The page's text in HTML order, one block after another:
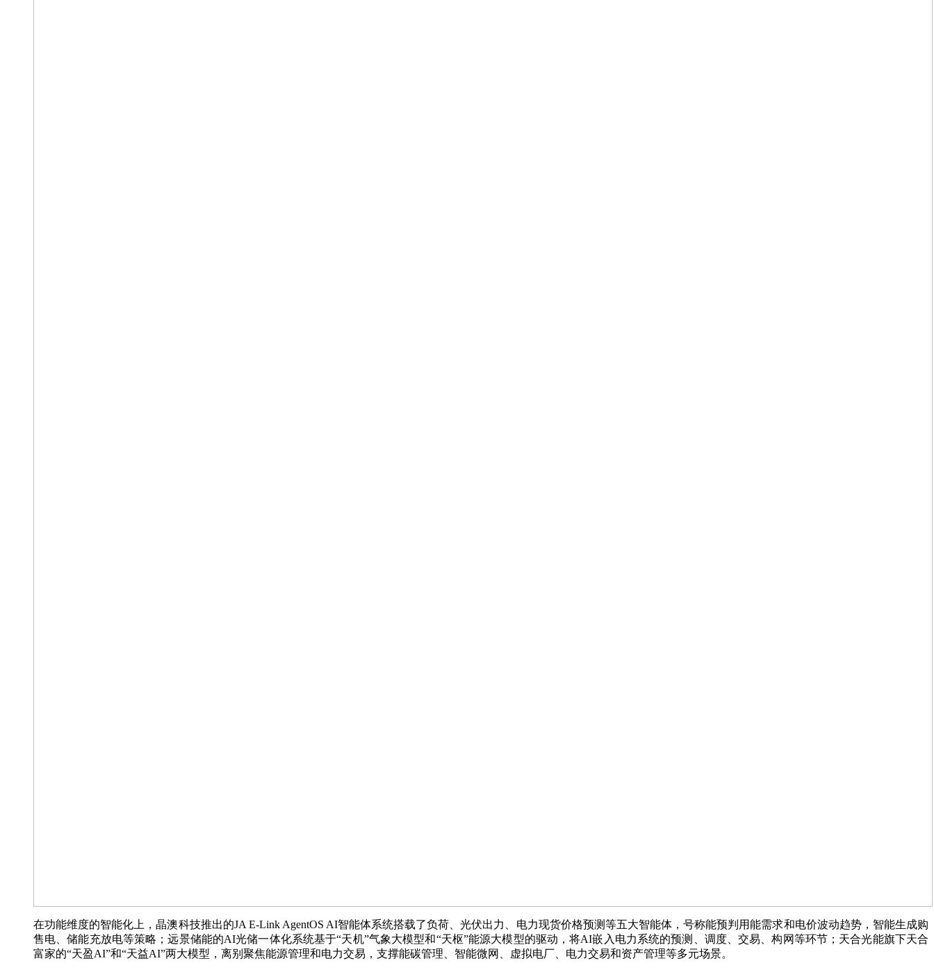
在功能维度的智能化上，晶澳科技推出的JA E-Link AgentOS AI智能体系统搭载了负荷、光伏出力、电力现货价格预测等五大智能体，号称能预判用能需求和电价波动趋势，智能生成购
售电、储能充放电等策略；远景储能的AI光储一体化系统基于“天机”气象大模型和“天枢”能源大模型的驱动，将AI嵌入电力系统的预测、调度、交易、构网等环节；天合光能旗下天合
富家的“天盈AI”和“天益AI”两大模型，离别聚焦能源管理和电力交易，支撑能碳管理、智能微网、虚拟电厂、电力交易和资产管理等多元场景。